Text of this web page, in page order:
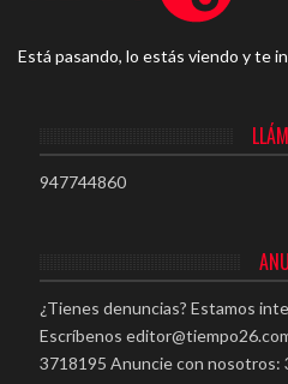
Está pasando, lo estás viendo y te
947744860
¿Tienes denuncias? Estamos
Escríbenos
3718195 Anuncie con nosotros: